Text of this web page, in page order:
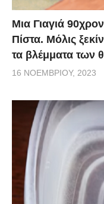
Μια Γιαγιά
Πίστα. Μόλις
τα βλέμματα των
16 ΝΟΕΜΒΡΊΟΥ, 2023